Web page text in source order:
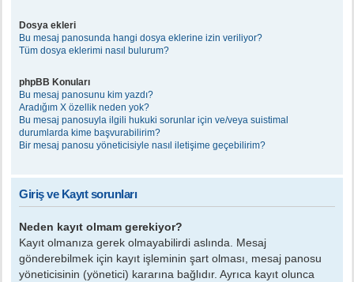
Dosya ekleri
Bu mesaj panosunda hangi dosya eklerine izin veriliyor?
Tüm dosya eklerimi nasıl bulurum?
phpBB Konuları
Bu mesaj panosunu kim yazdı?
Aradığım X özellik neden yok?
Bu mesaj panosuyla ilgili hukuki sorunlar için ve/veya suistimal
durumlarda kime başvurabilirim?
Bir mesaj panosu yöneticisiyle nasıl iletişime geçebilirim?
Giriş ve Kayıt sorunları
Neden kayıt olmam gerekiyor?
Kayıt olmanıza gerek olmayabilirdi aslında. Mesaj
gönderebilmek için kayıt işleminin şart olması, mesaj panosu
yöneticisinin (yönetici) kararına bağlıdır. Ayrıca kayıt olunca